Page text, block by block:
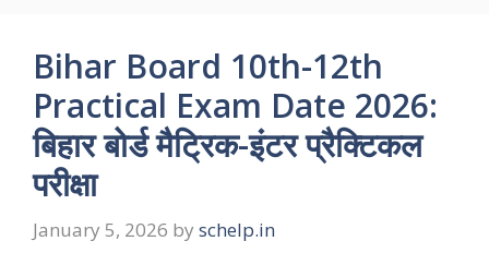
Bihar Board 10th-12th
Practical Exam Date 2026:
बिहार बोर्ड मैट्रिक-इंटर प्रैक्टिकल
परीक्षा
January 5, 2026 by schelp.in